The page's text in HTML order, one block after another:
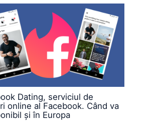
Dating, serviciul de
online al Facebook. Când va
și în Europa